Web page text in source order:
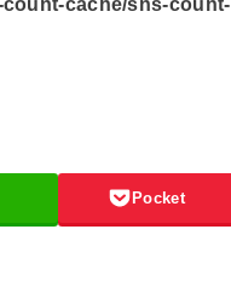
Pocket